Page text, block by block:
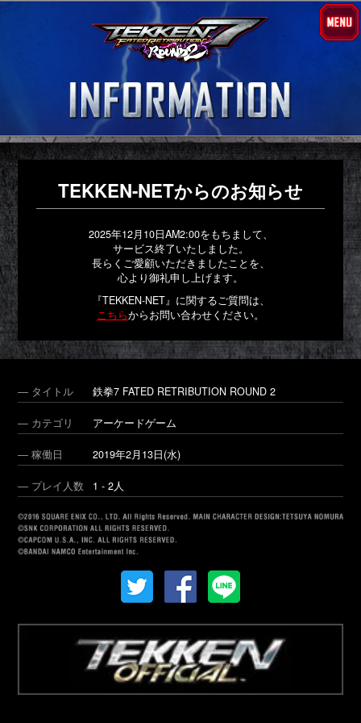
TEKKEN-NETからのお知らせ
2025年12月10日AM2:00をもちまして、
サービス終了いたしました。
長らくご愛顧いただきましたことを、
心より御礼申し上げます。
『TEKKEN-NET』に関するご質問は、
こちらからお問い合わせください。
― タイトル 鉄拳7 FATED RETRIBUTION ROUND 2
― カテゴリ アーケードゲーム
― 稼働日 2019年2月13日(水)
― プレイ人数 1 - 2人